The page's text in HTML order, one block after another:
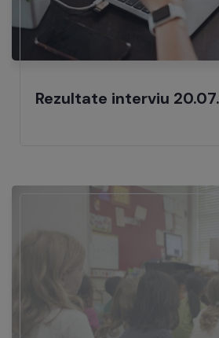
Rezultate interviu